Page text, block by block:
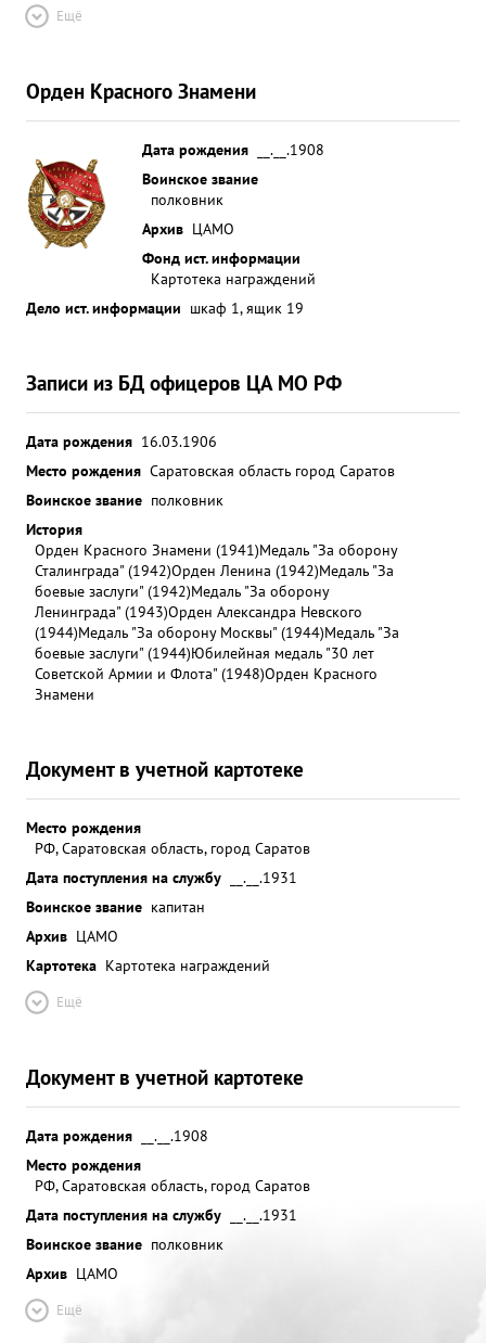
Ещё
Орден Красного Знамени
Дата рождения
__.__.1908
Воинское звание
полковник
Архив ЦАМО
Фонд ист. информации
Картотека награждений
Дело ист. информации шкаф 1, ящик 19
Записи из БД офицеров ЦА МО РФ
Дата рождения 16.03.1906
Место рождения Саратовская область город Саратов
Воинское звание полковник
История
Орден Красного Знамени (1941)Медаль "За оборону
Сталинграда" (1942)Орден Ленина (1942)Медаль "За
боевые заслуги" (1942)Медаль "За оборону
Ленинграда" (1943)Орден Александра Невского
(1944)Медаль "За оборону Москвы" (1944)Медаль "За
боевые заслуги" (1944)Юбилейная медаль "30 лет
Советской Армии и Флота" (1948)Орден Красного
Знамени
Документ в учетной картотеке
Место рождения
РФ, Саратовская область, город Саратов
Дата поступления на службу
__.__.1931
Воинское звание капитан
Архив ЦАМО
Картотека Картотека награждений
Ещё
Документ в учетной картотеке
Дата рождения
__.__.1908
Место рождения
РФ, Саратовская область, город Саратов
Дата поступления на службу
__.__.1931
Воинское звание полковник
Архив ЦАМО
Ещё